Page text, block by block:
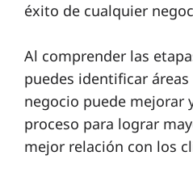
éxito de cualquier
Al comprender las
puedes identificar
negocio puede mejorar
proceso para lograr
mejor relación con los